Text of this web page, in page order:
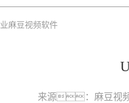
麻豆视频软件
来源： 麻豆视